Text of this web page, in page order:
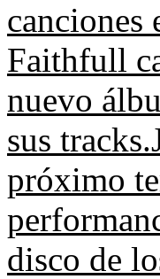
Faithfull
nuevo
sus tracks.
próximo
disco de